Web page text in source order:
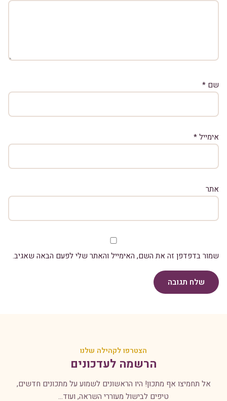
שם *
אימייל*
אתר
שמור בדפדפן זה את השם, האימייל והאתר שלי לפעם הבאה שאגיב.
שלח תגובה
הצטרפו לקהילה שלנו
הרשמה לעדכונים
אל תחמיצו אף מתכון! היו הראשונים לשמוע על מתכונים חדשים,
טיפים לבישול מעוררי השראה, ועוד...